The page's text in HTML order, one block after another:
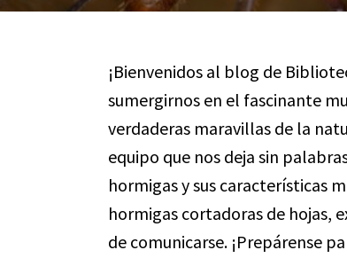
¡Bienvenidos al blog de
sumergirnos en el fascinante
verdaderas maravillas de la
equipo que nos deja sin
hormigas y sus características
hormigas cortadoras de hojas,
de comunicarse. ¡Prepárense